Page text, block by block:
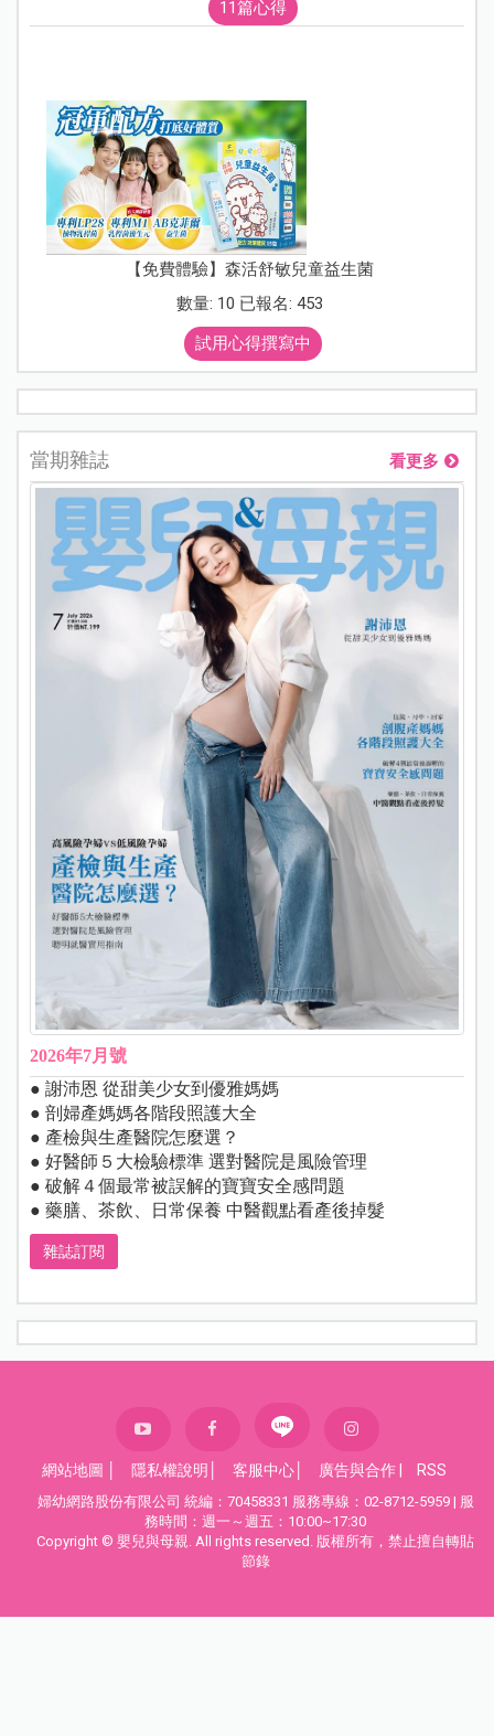
11篇心得
【免費體驗】森活舒敏兒童益生菌
數量: 10 已報名: 453
試用心得撰寫中
當期雜誌 看更多
2026年7月號
● 謝沛恩 從甜美少女到優雅媽媽
● 剖婦產媽媽各階段照護大全
● 產檢與生產醫院怎麼選？
● 好醫師５大檢驗標準 選對醫院是風險管理
● 破解４個最常被誤解的寶寶安全感問題
● 藥膳、茶飲、日常保養 中醫觀點看產後掉髮
雜誌訂閱
網站地圖 隱私權說明 客服中心 廣告與合作 RSS
婦幼網路股份有限公司 統編：70458331 服務專線：02-8712-5959 | 服
務時間：週一～週五：10:00~17:30
Copyright © 嬰兒與母親. All rights reserved. 版權所有，禁止擅自轉貼
節錄